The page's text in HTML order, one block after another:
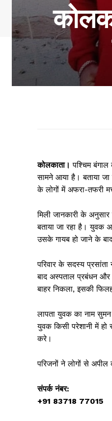
कोलकाता। पश्चिम
सामने आया है। बताया जा
के लोगों में अफरा-तफरी
मिली जानकारी के
बताया जा रहा है। युवक
उसके गायब हो जाने के
परिवार के सदस्य
बाद अस्पताल प्रबंधन और
बाहर निकला, इसकी
लापता युवक का नाम
युवक किसी परेशानी में
करे।
परिजनों ने लोगों से
संपर्क नंबर:
+91 83718 77015